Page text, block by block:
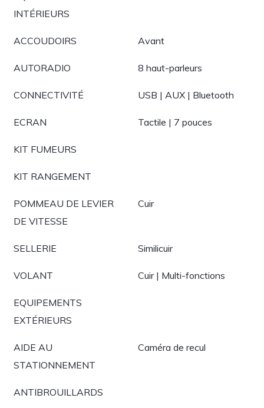
INTÉRIEURS
ACCOUDOIRS Avant
AUTORADIO 8 haut-parleurs
CONNECTIVITÉ USB | AUX | Bluetooth
ECRAN Tactile | 7 pouces
KIT FUMEURS
KIT RANGEMENT
POMMEAU DE LEVIER
DE VITESSE
Cuir
SELLERIE Similicuir
VOLANT Cuir | Multi-fonctions
EQUIPEMENTS
EXTÉRIEURS
AIDE AU
STATIONNEMENT
Caméra de recul
ANTIBROUILLARDS